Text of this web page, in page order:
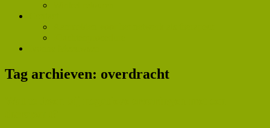
Tag archieven: overdracht